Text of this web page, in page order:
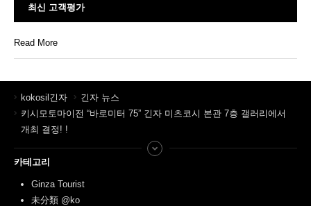
최신 고객평가
Read More
kokosil긴자
긴자 뉴스
키시모토마이전 “바로미터 75” 긴자 미츠코시 본관 7층 갤러리에서
개최 결정! !
카테고리
Ginza Tourist
未分類 @ko